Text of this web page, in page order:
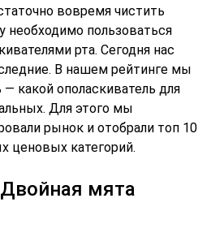
вовремя чистить
необходимо пользоваться
рта. Сегодня нас
В нашем рейтинге мы
какой ополаскиватель для
Для этого мы
рынок и отобрали топ 10
ценовых категорий.
мята